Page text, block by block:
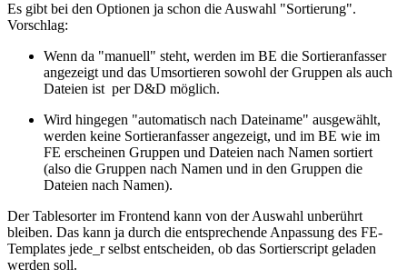
Es gibt bei den Optionen ja schon die Auswahl "Sortierung".
Vorschlag:
Wenn da "manuell" steht, werden im BE die Sortieranfasser
angezeigt und das Umsortieren sowohl der Gruppen als auch
Dateien ist per D&D möglich.
Wird hingegen "automatisch nach Dateiname" ausgewählt,
werden keine Sortieranfasser angezeigt, und im BE wie im
FE erscheinen Gruppen und Dateien nach Namen sortiert
(also die Gruppen nach Namen und in den Gruppen die
Dateien nach Namen).
Der Tablesorter im Frontend kann von der Auswahl unberührt
bleiben. Das kann ja durch die entsprechende Anpassung des FE-
Templates jede_r selbst entscheiden, ob das Sortierscript geladen
werden soll.